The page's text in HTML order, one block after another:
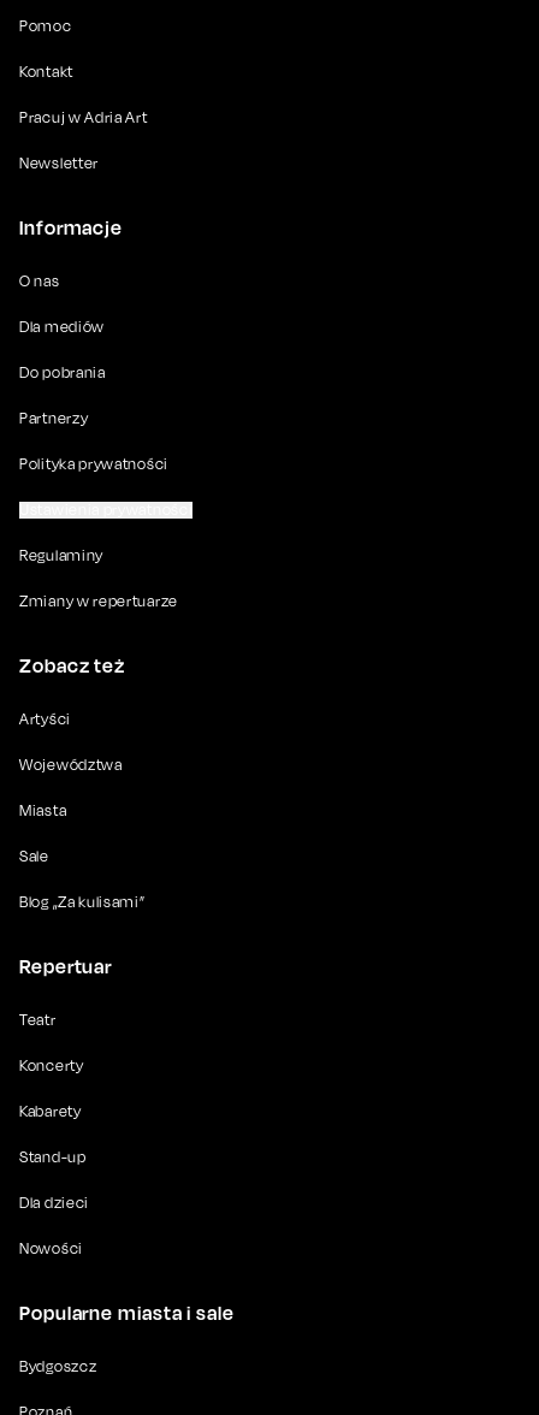
Pomoc
Kontakt
Pracuj w Adria Art
Newsletter
Informacje
O nas
Dla mediów
Do pobrania
Partnerzy
Polityka prywatności
Regulaminy
Zmiany w repertuarze
Zobacz też
Artyści
Województwa
Miasta
Sale
Blog „Za kulisami”
Repertuar
Teatr
Koncerty
Kabarety
Stand-up
Dla dzieci
Nowości
Popularne miasta i sale
Bydgoszcz